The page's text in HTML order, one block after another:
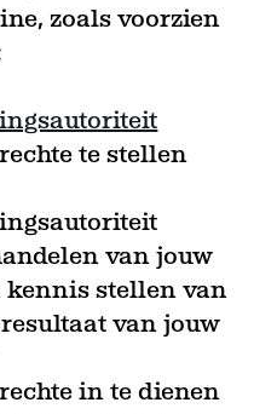
zoals voorzien
te stellen
van jouw
stellen van
van jouw
in te dienen